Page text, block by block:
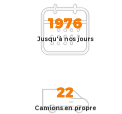
1976
Jusqu'à nos jours
22
Camions en propre